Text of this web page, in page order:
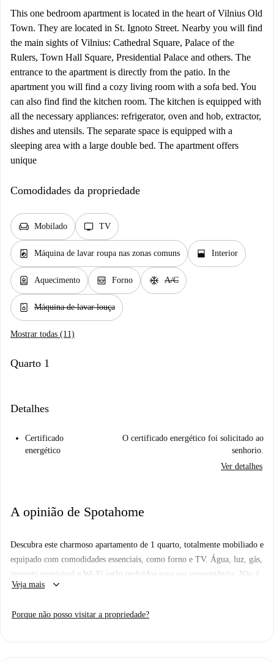
This one bedroom apartment is located in the heart of Vilnius Old
Town. They are located in St. Ignoto Street. Nearby you will find
the main sights of Vilnius: Cathedral Square, Palace of the
Rulers, Town Hall Square, Presidential Palace and others. The
entrance to the apartment is directly from the patio. In the
apartment you will find a cozy living room with a sofa bed. You
can also find find the kitchen room. The kitchen is equipped with
all the necessary appliances: refrigerator, oven and hob, extractor,
dishes and utensils. The separate space is equipped with a
sleeping area with a large double bed. The apartment offers
unique
Comodidades da propriedade
chair Mobilado tv TV
local_laundry_service Máquina de lavar roupa nas zonas comuns window_open Interior
water_heater Aquecimento oven_gen Forno ac_unit A/C
dishwasher_gen Máquina de lavar louça
Mostrar todas (11)
Quarto 1
Detalhes
Certificado
energético
O certificado energético foi solicitado ao
senhorio.
Ver detalhes
A opinião de Spotahome
Descubra este charmoso apartamento de 1 quarto, totalmente mobiliado e
equipado com comodidades essenciais, como forno e TV. Água, luz, gás,
imposto municipal e Wi-Fi estão incluídos para sua conveniência. Não é
permitido fumar, animais de estimação e hóspedes, garantindo um
Spotahome, tenha certeza de que todos os proprietários passam por
Veja mais keyboard_arrow_down
Porque não posso visitar a propriedade?